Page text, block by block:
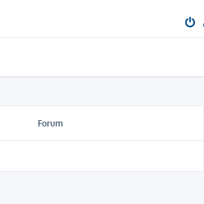
Forum